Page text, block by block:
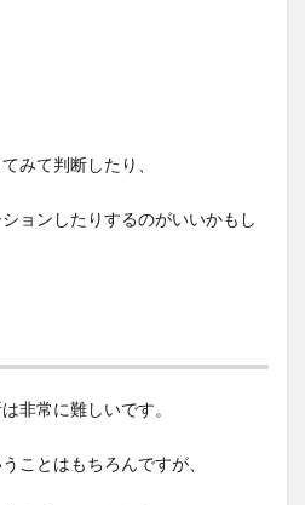
みて判断したり、
ョンしたりするのがいいかもし
非常に難しいです。
ことはもちろんですが、